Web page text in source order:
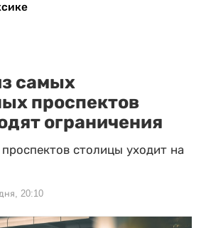
самых
проспектов
ограничения
столицы уходит на
20:10